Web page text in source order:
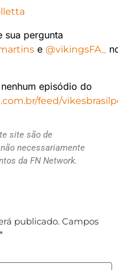
sua pergunta
e @vikingsFA_
episódio do
feed/
site são de
necessariamente
da FN Network.
publicado. Campos
*